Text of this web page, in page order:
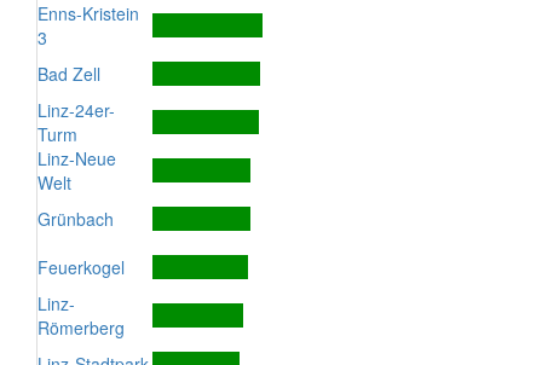
Enns-Kristein
3
Bad Zell
Linz-24er-
Turm
Linz-Neue
Welt
Grünbach
Feuerkogel
Linz-
Römerberg